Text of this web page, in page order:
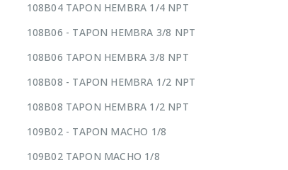
108B04 TAPON HEMBRA 1/4 NPT
108B06 - TAPON HEMBRA 3/8 NPT
108B06 TAPON HEMBRA 3/8 NPT
108B08 - TAPON HEMBRA 1/2 NPT
108B08 TAPON HEMBRA 1/2 NPT
109B02 - TAPON MACHO 1/8
109B02 TAPON MACHO 1/8